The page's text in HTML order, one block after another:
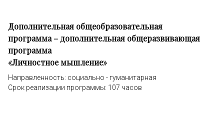
Дополнительная общеобразовательная
программа – дополнительная общеразвивающая
программа
«Личностное мышление»
Направленность: социально - гуманитарная
Срок реализации программы: 107 часов